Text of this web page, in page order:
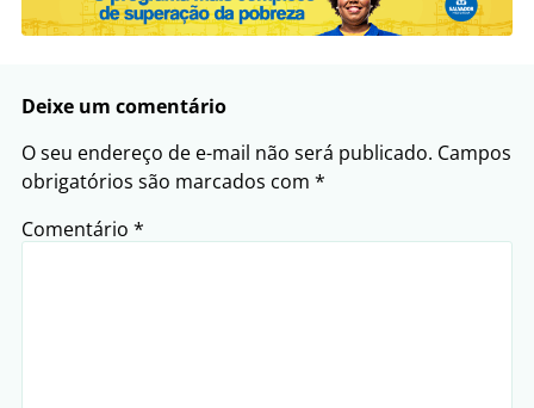
Deixe um comentário
O seu endereço de e-mail não será publicado. Campos
obrigatórios são marcados com *
Comentário *